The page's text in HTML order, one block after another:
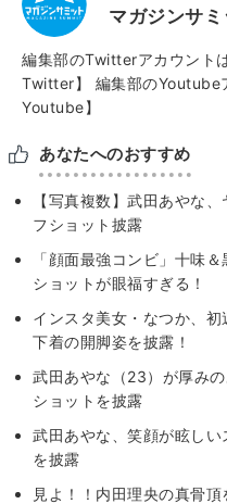
マガジンサ
編集部のTwitterアカウント
Twitter】
編集部のYoutube
Youtube】
あなたへのおすすめ
【写真複数】武田あやな
フショット披露
「顔面最強コンビ」十味
ショットが眼福すぎる！
インスタ美女・なつか、
下着の開脚姿を披露！
武田あやな（23）が厚み
ショットを披露
武田あやな、笑顔が眩し
を披露
見よ！！内田理央の真骨